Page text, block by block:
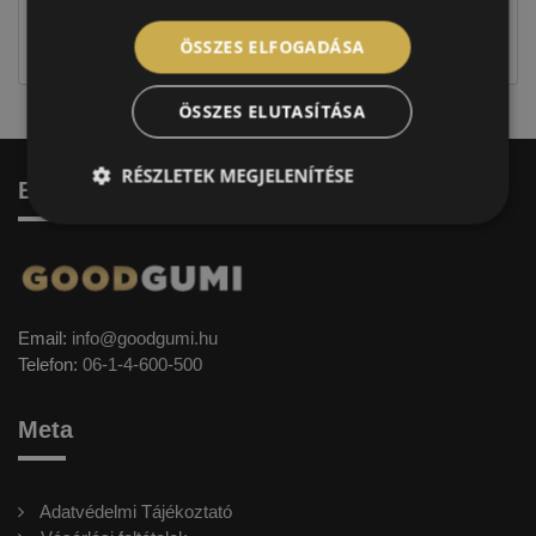
címkével ellátott abroncs kerül kiszállításra.
Elérhetőség
Email: info@goodgumi.hu
Telefon: 06-1-4-600-500
Meta
Adatvédelmi Tájékoztató
ÖSSZES ELFOGADÁSA
ÖSSZES ELUTASÍTÁSA
RÉSZLETEK MEGJELENÍTÉSE